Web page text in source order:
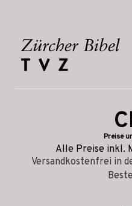
Preise
Alle Preise inkl.
Versandkostenfrei in